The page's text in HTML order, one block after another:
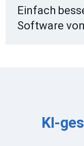
Einfach
Software
KI-